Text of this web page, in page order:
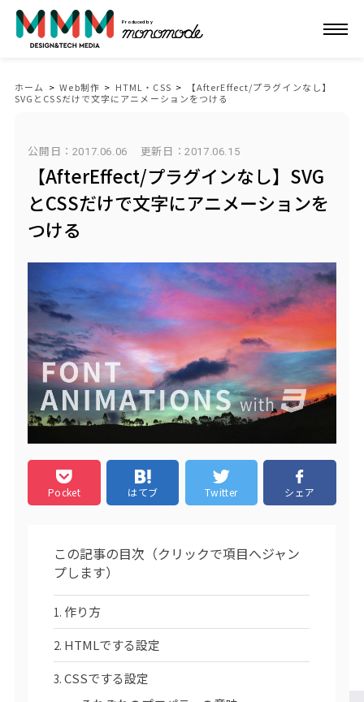
Produced by
ホーム > Web制作 > HTML・CSS >
【AfterEffect/プラグインなし】
SVGとCSSだけで文字にアニメーションをつける
公開日：2017.06.06 更新日：2017.06.15
【AfterEffect/プラグインなし】SVG
とCSSだけで文字にアニメーションを
つける
Pocket はてブ Twitter シェア
この記事の目次（クリックで項目へジャン
プします）
作り方
HTMLでする設定
CSSでする設定